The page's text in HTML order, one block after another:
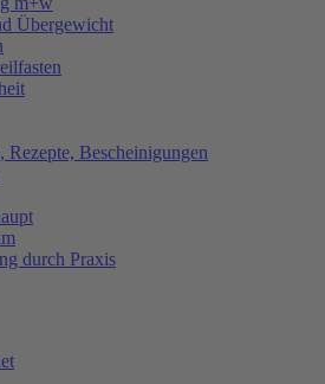
Übergewicht
Rezepte, Bescheinigungen
durch Praxis